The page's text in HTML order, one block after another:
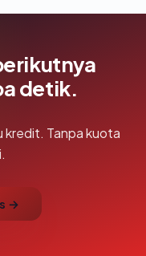
detik.
kredit. Tanpa kuota
→